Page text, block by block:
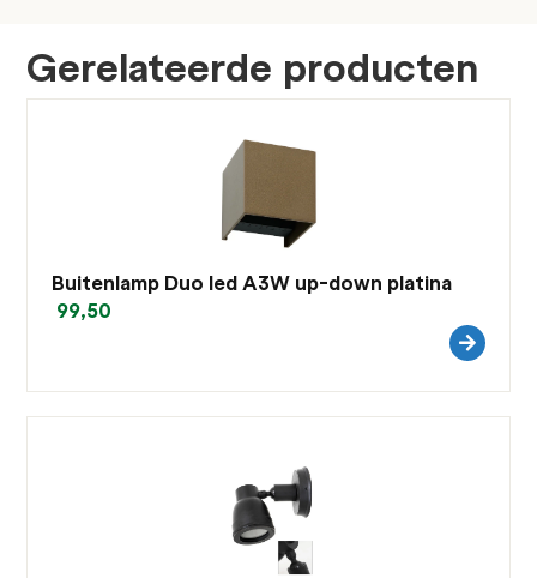
Gerelateerde producten
Buitenlamp Duo led A3W up-down platina
99,50